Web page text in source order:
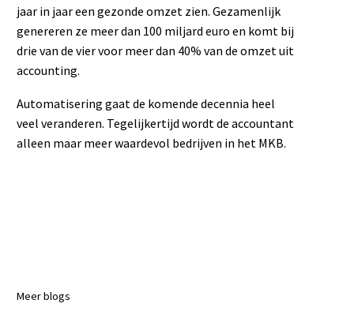
jaar in jaar een gezonde omzet zien. Gezamenlijk
genereren ze meer dan 100 miljard euro en komt bij
drie van de vier voor meer dan 40% van de omzet uit
accounting.
Automatisering gaat de komende decennia heel
veel veranderen. Tegelijkertijd wordt de accountant
alleen maar meer waardevol bedrijven in het MKB.
Meer blogs